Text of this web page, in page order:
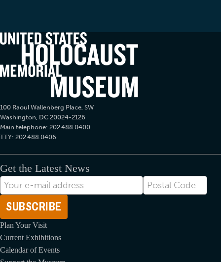
100 Raoul Wallenberg Place, SW
Washington, DC 20024-2126
Main telephone: 202.488.0400
TTY: 202.488.0406
Get the Latest News
Endereço-
eletrônico
Postal
Code
Plan Your Visit
Current Exhibitions
Calendar of Events